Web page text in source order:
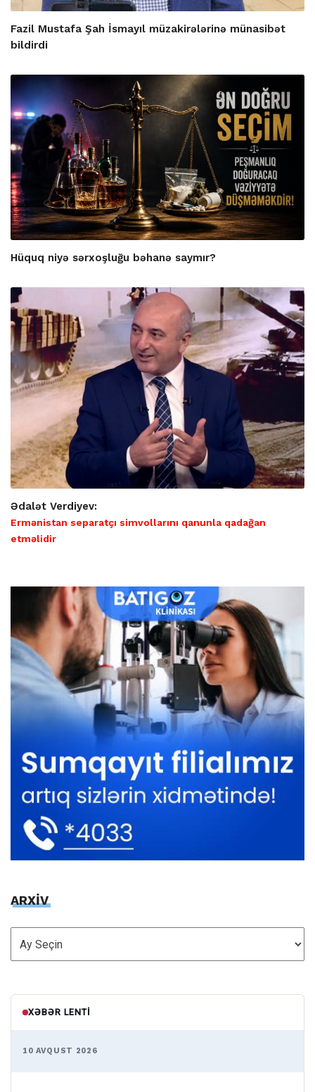
Fazil Mustafa Şah İsmayıl müzakirələrinə münasibət
bildirdi
Hüquq niyə sərxoşluğu bəhanə saymır?
Ədalət Verdiyev:
Ermənistan separatçı simvollarını qanunla qadağan
etməlidir
ARXİV
ARXİV
XƏBƏR LENTI
10 AVQUST 2026